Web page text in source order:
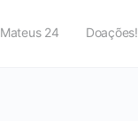
Mateus 24 Doações!